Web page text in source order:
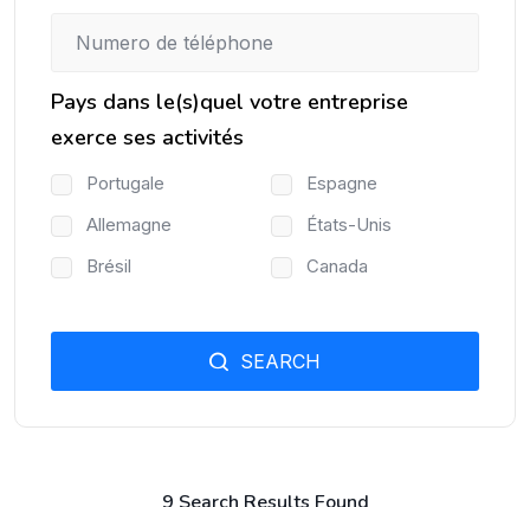
Pays dans le(s)quel votre entreprise
exerce ses activités
Portugale
Espagne
Allemagne
États-Unis
Brésil
Canada
SEARCH